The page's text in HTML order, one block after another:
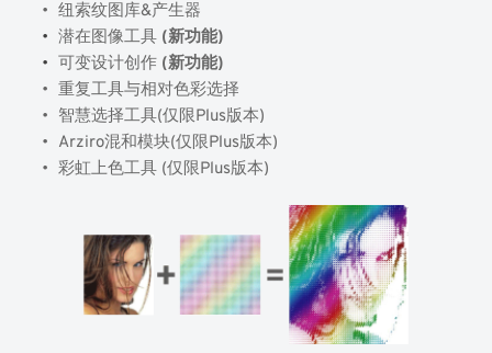
纽索纹图库&产生器
潜在图像工具 (新功能)
可变设计创作 (新功能)
重复工具与相对色彩选择
智慧选择工具(仅限Plus版本)
Arziro混和模块(仅限Plus版本)
彩虹上色工具 (仅限Plus版本)